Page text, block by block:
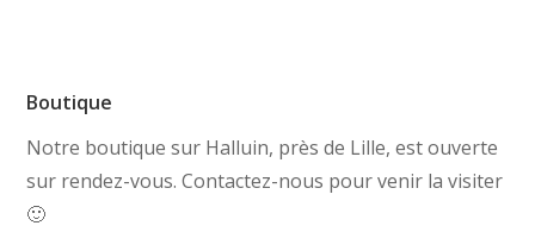
Boutique
Notre boutique sur Halluin, près de Lille, est ouverte
sur rendez-vous. Contactez-nous pour venir la visiter
🙂